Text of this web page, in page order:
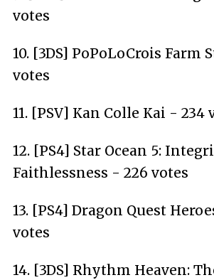
votes
10. [3DS] PoPoLoCrois Farm
votes
11. [PSV] Kan Colle Kai - 234
12. [PS4] Star Ocean 5:
Faithlessness - 226 votes
13. [PS4] Dragon Quest
votes
14. [3DS] Rhythm Heaven: